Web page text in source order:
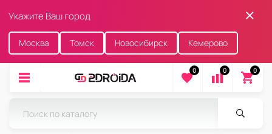
Укажите Ваш город
Москва Томск Новосибирск Кемерово
0 0 0